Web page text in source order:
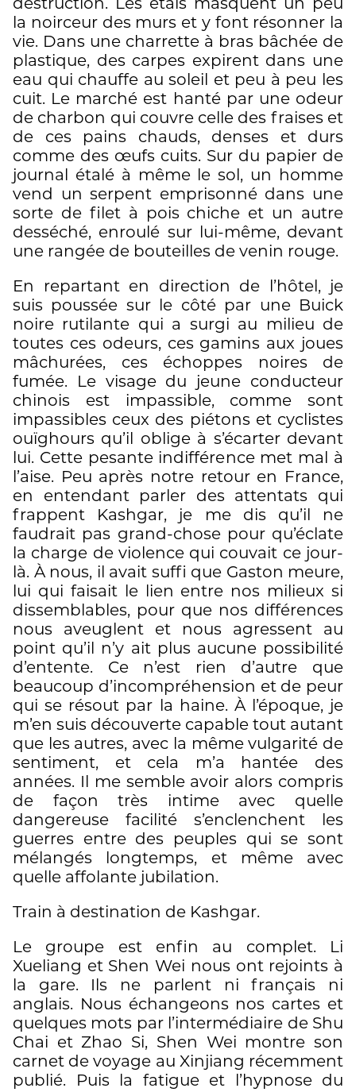
destruction. Les étals masquent un peu
la noirceur des murs et y font résonner la
vie. Dans une charrette à bras bâchée de
plastique, des carpes expirent dans une
eau qui chauffe au soleil et peu à peu les
cuit. Le marché est hanté par une odeur
de charbon qui couvre celle des fraises et
de ces pains chauds, denses et durs
comme des œufs cuits. Sur du papier de
journal étalé à même le sol, un homme
vend un serpent emprisonné dans une
sorte de filet à pois chiche et un autre
desséché, enroulé sur lui-même, devant
une rangée de bouteilles de venin rouge.
En repartant en direction de l’hôtel, je
suis poussée sur le côté par une Buick
noire rutilante qui a surgi au milieu de
toutes ces odeurs, ces gamins aux joues
mâchurées, ces échoppes noires de
fumée. Le visage du jeune conducteur
chinois est impassible, comme sont
impassibles ceux des piétons et cyclistes
ouïghours qu’il oblige à s’écarter devant
lui. Cette pesante indifférence met mal à
l’aise. Peu après notre retour en France,
en entendant parler des attentats qui
frappent Kashgar, je me dis qu’il ne
faudrait pas grand-chose pour qu’éclate
la charge de violence qui couvait ce jour-
là. À nous, il avait suffi que Gaston meure,
lui qui faisait le lien entre nos milieux si
dissemblables, pour que nos différences
nous aveuglent et nous agressent au
point qu’il n’y ait plus aucune possibilité
d’entente. Ce n’est rien d’autre que
beaucoup d’incompréhension et de peur
qui se résout par la haine. À l’époque, je
m’en suis découverte capable tout autant
que les autres, avec la même vulgarité de
sentiment, et cela m’a hantée des
années. Il me semble avoir alors compris
de façon très intime avec quelle
dangereuse facilité s’enclenchent les
guerres entre des peuples qui se sont
mélangés longtemps, et même avec
quelle affolante jubilation.
Train à destination de Kashgar.
Le groupe est enfin au complet. Li
Xueliang et Shen Wei nous ont rejoints à
la gare. Ils ne parlent ni français ni
anglais. Nous échangeons nos cartes et
quelques mots par l’intermédiaire de Shu
Chai et Zhao Si, Shen Wei montre son
carnet de voyage au Xinjiang récemment
publié. Puis la fatigue et l’hypnose du